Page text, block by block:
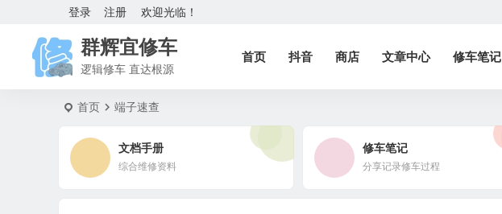
欢迎光临！
登录 注册
群辉宜修车
逻辑修车 直达根源
首页 抖音 商店 文章中心 修车笔记
首页 端子速查
文档手册
综合维修资料
修车笔记
分享记录修车过程